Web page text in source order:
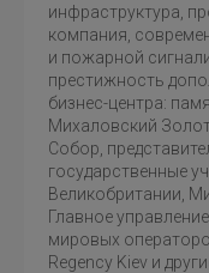
инфраструктура,
компания,
и пожарной
престижность
бизнес-центра:
Михаловский
Собор,
государственные
Великобритании,
Главное
мировых
Regency Kiev и